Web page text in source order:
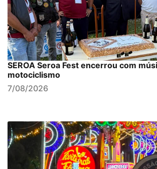
SEROA Seroa Fest encerrou com
motociclismo
7/08/2026